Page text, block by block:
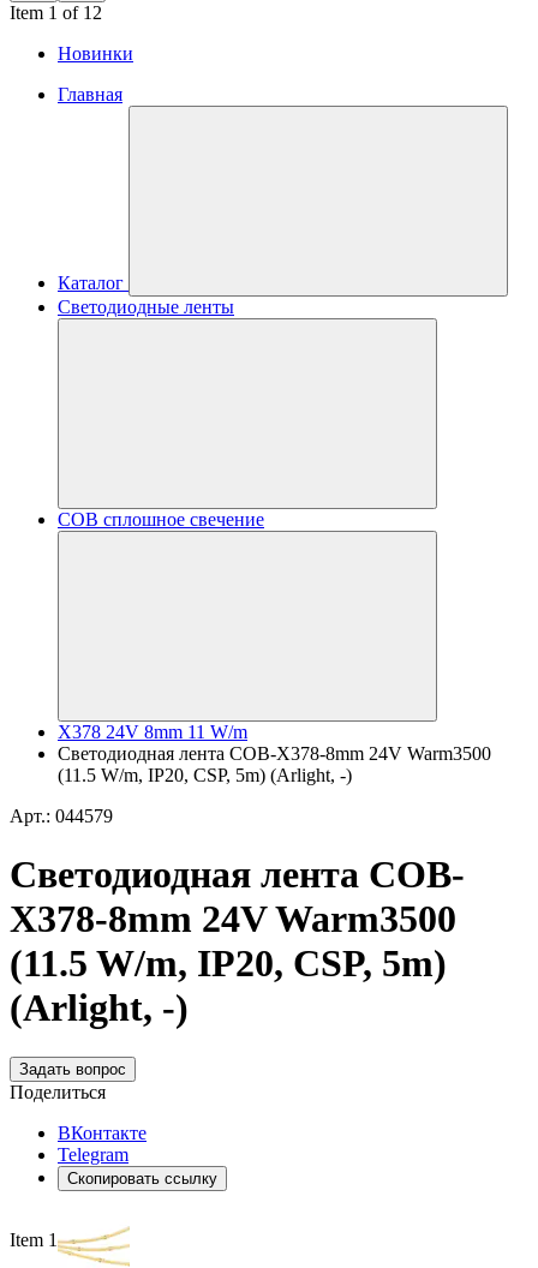
Item 1 of 12
Новинки
Главная
Каталог
Светодиодные ленты
COB сплошное свечение
X378 24V 8mm 11 W/m
Светодиодная лента COB-X378-8mm 24V Warm3500
(11.5 W/m, IP20, CSP, 5m) (Arlight, -)
Арт.: 044579
Светодиодная лента COB-
X378-8mm 24V Warm3500
(11.5 W/m, IP20, CSP, 5m)
(Arlight, -)
Задать вопрос
Поделиться
ВКонтакте
Telegram
Скопировать ссылку
Item 1 of 3